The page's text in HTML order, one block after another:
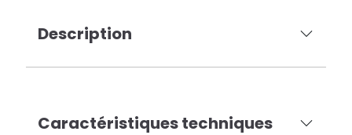
Description
Caractéristiques techniques